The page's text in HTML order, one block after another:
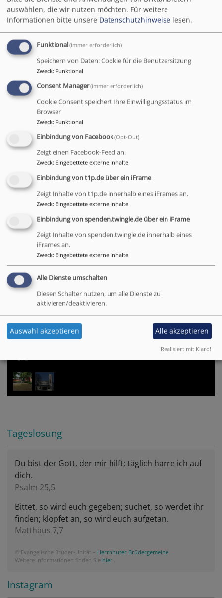
Lutherkirche
Bodenseering 95, 95445 Bayreuth
Katharina von Bora Kirche
Meyernberger Str. 17, 95447 Bayreuth
1/2
Tageslosung
Du bist der Gott, der mir hilft; täglich harre ich auf
dich.
Psalm 25,5
Bittet, so wird euch gegeben; suchet, so werdet ihr
finden; klopfet an, so wird euch aufgetan.
Matthäus 7,7
© Evangelische Brüder-Unität – Herrnhuter Brüdergemeine
Weitere Informationen finden Sie hier .
Instagram
auswählen, die wir nutzen möchten. Für weitere
Informationen bitte unsere Datenschutzhinweise lesen.
Funktional(immer erforderlich)
Speichern von Daten: Cookie für die Benutzersitzung
Zweck: Funktional
Consent Manager(immer erforderlich)
Cookie Consent speichert Ihre Einwilligungsstatus im
Browser
Zweck: Funktional
Einbindung von Facebook(Opt-Out)
Zeigt einen Facebook-Feed an.
Zweck: Eingebettete externe Inhalte
Einbindung von t1p.de über ein iFrame
Zeigt Inhalte von t1p.de innerhalb eines iFrames an.
Zweck: Eingebettete externe Inhalte
Einbindung von spenden.twingle.de über ein iFrame
Zeigt Inhalte von spenden.twingle.de innerhalb eines
iFrames an.
Zweck: Eingebettete externe Inhalte
Alle Dienste umschalten
Diesen Schalter nutzen, um alle Dienste zu
aktivieren/deaktivieren.
Auswahl akzeptieren Alle akzeptieren
Realisiert mit Klaro!